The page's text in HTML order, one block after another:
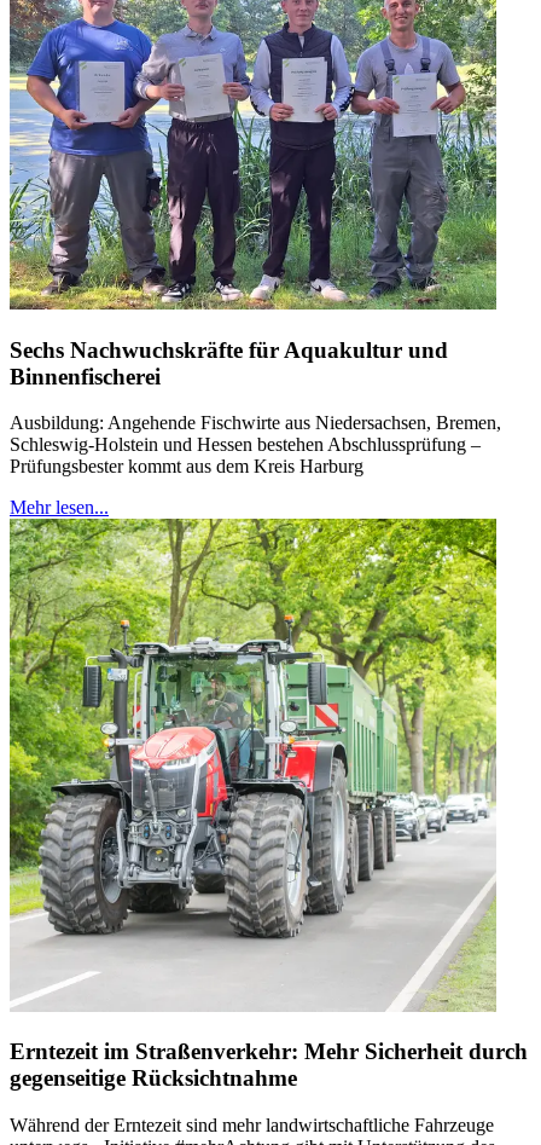
Sechs Nachwuchskräfte für Aquakultur und
Binnenfischerei
Ausbildung: Angehende Fischwirte aus Niedersachsen, Bremen,
Schleswig-Holstein und Hessen bestehen Abschlussprüfung –
Prüfungsbester kommt aus dem Kreis Harburg
Mehr lesen...
Erntezeit im Straßenverkehr: Mehr Sicherheit durch
gegenseitige Rücksichtnahme
Während der Erntezeit sind mehr landwirtschaftliche Fahrzeuge